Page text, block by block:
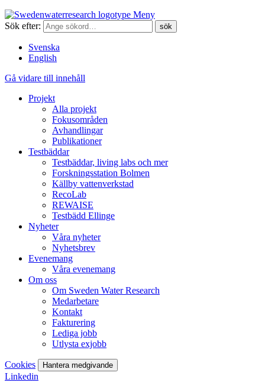
Meny
Sök efter:
Svenska
English
Gå vidare till innehåll
Projekt
Alla projekt
Fokusområden
Avhandlingar
Publikationer
Testbäddar
Testbäddar, living labs och mer
Forskningsstation Bolmen
Källby vattenverkstad
RecoLab
REWAISE
Testbädd Ellinge
Nyheter
Våra nyheter
Nyhetsbrev
Evenemang
Våra evenemang
Om oss
Om Sweden Water Research
Medarbetare
Kontakt
Fakturering
Lediga jobb
Utlysta exjobb
Cookies Hantera medgivande
Linkedin